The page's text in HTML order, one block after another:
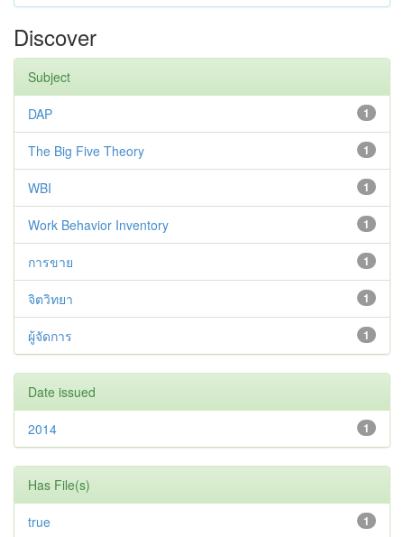
Discover
Subject
1
DAP
1
The Big Five Theory
1
WBI
1
Work Behavior Inventory
1
การขาย
1
จิตวิทยา
1
ผู้จัดการ
Date issued
1
2014
Has File(s)
1
true